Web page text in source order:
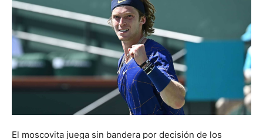
El moscovita juega sin bandera por decisión de los